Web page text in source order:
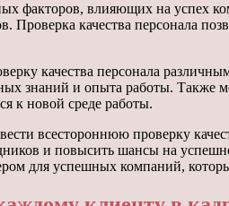
факторов, влияющих на успех
Проверка качества персонала
качества персонала
знаний и опыта работы. Также
к новой среде работы.
всестороннюю проверку
и повысить шансы на
для успешных компаний,